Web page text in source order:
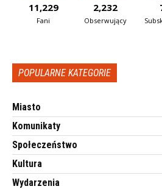
11,229
Fani
2,232
Obserwujący
POPULARNE KATEGORIE
Miasto
Komunikaty
Społeczeństwo
Kultura
Wydarzenia